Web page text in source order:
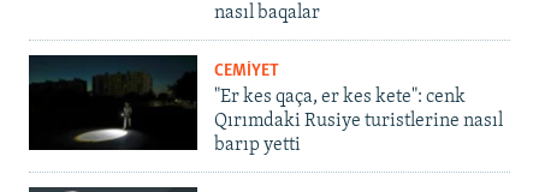
nasıl baqalar
CEMİYET
"Er kes qaça, er kes kete": cenk
Qırımdaki Rusiye turistlerine nasıl
barıp yetti